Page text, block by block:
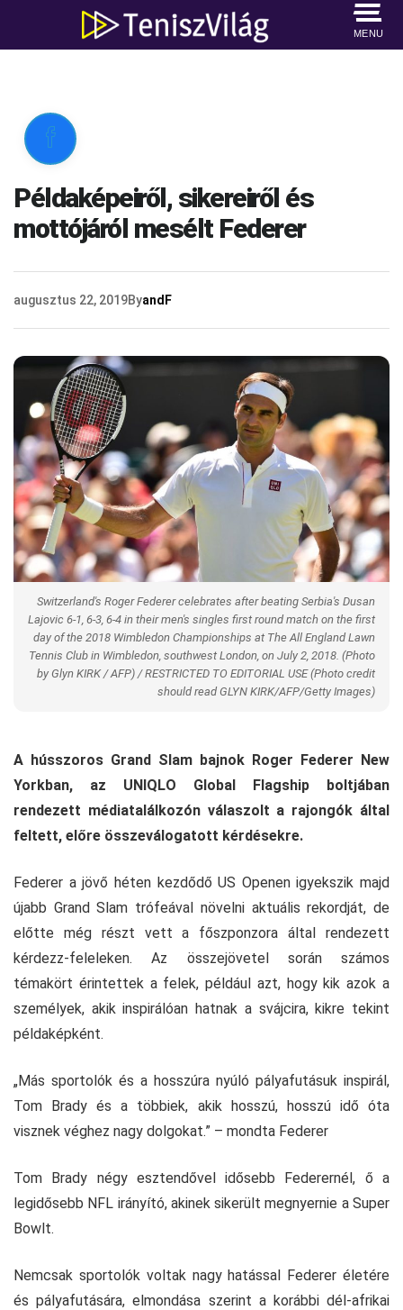
MENU

Példaképeiről, sikereiről és
mottójáról mesélt Federer
augusztus 22, 2019ByandF
Switzerland's Roger Federer celebrates after beating Serbia's Dusan
Lajovic 6-1, 6-3, 6-4 in their men's singles first round match on the first
day of the 2018 Wimbledon Championships at The All England Lawn
Tennis Club in Wimbledon, southwest London, on July 2, 2018. (Photo
by Glyn KIRK / AFP) / RESTRICTED TO EDITORIAL USE (Photo credit
should read GLYN KIRK/AFP/Getty Images)
A hússzoros Grand Slam bajnok Roger Federer New
Yorkban, az UNIQLO Global Flagship boltjában
rendezett médiatalálkozón válaszolt a rajongók által
feltett, előre összeválogatott kérdésekre.
Federer a jövő héten kezdődő US Openen igyekszik majd
újabb Grand Slam trófeával növelni aktuális rekordját, de
előtte még részt vett a főszponzora által rendezett
kérdezz-feleleken. Az összejövetel során számos
témakört érintettek a felek, például azt, hogy kik azok a
személyek, akik inspirálóan hatnak a svájcira, kikre tekint
példaképként.
„Más sportolók és a hosszúra nyúló pályafutásuk inspirál,
Tom Brady és a többiek, akik hosszú, hosszú idő óta
visznek véghez nagy dolgokat.” – mondta Federer
Tom Brady négy esztendővel idősebb Federernél, ő a
legidősebb NFL irányító, akinek sikerült megnyernie a Super
Bowlt.
Nemcsak sportolók voltak nagy hatással Federer életére
és pályafutására, elmondása szerint a korábbi dél-afrikai